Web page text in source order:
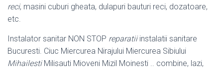
reci, masini cuburi gheata, dulapuri bauturi reci, dozatoare,
etc.
Instalator sanitar NON STOP reparatiiinstalatii sanitare
Bucuresti. Ciuc Miercurea Nirajului Miercurea Sibiului
MihailestiMilisauti Mioveni Mizil Moinesti .. combine, lazi,